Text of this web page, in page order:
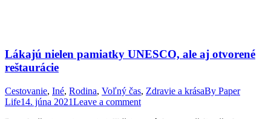
Lákajú nielen pamiatky UNESCO, ale aj otvorené
reštaurácie
Cestovanie, Iné, Rodina, Voľný čas, Zdravie a krásaBy Paper
Life14. júna 2021Leave a comment